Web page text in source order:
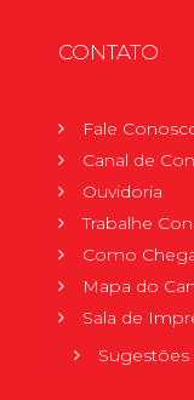
CONTATO
Fale
Canal de
Ouvidoria
Trabalhe
Como
Mapa do
Sala de